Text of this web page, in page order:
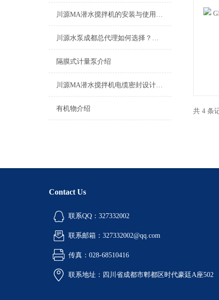
川源MA潜水搅拌机的安装与使用注意事项
川源水泵成都总代理如何选择？优势在哪里？
隔膜式计量泵介绍
川源MA潜水搅拌机电缆密封设计，排除了电缆漏水的隐患
有机物介绍 共 4 条
Contact Us
联系QQ：327332002
联系邮箱：327332002@qq.com
传真：028-68510416
联系地址：四川省成都市郫都区时代豪廷A座502